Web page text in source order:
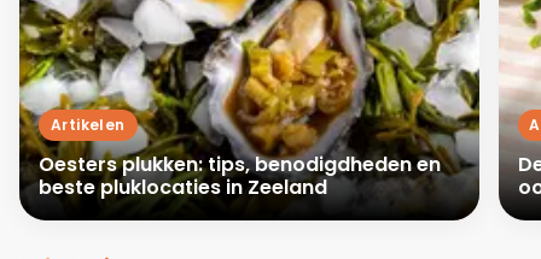
Artikelen
Oesters plukken: tips, benodigdheden en
beste pluklocaties in Zeeland